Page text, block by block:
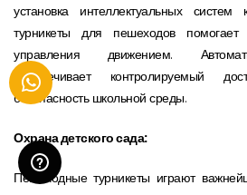
установка интеллектуальных систем
турникеты для пешеходов помогает
управления движением.
обеспечивает контролируемый
безопасность школьной среды.
Охрана детского сада:
Пешеходные турникеты играют